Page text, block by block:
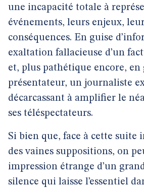
une incapacité totale à
événements, leurs enjeux,
conséquences. En guise
exaltation fallacieuse d’un
et, plus pathétique encore, en
présentateur, un journaliste
décarcassant à amplifier le
ses téléspectateurs.
Si bien que, face à cette suite
des vaines suppositions, on
impression étrange d’un
silence qui laisse l’essentiel